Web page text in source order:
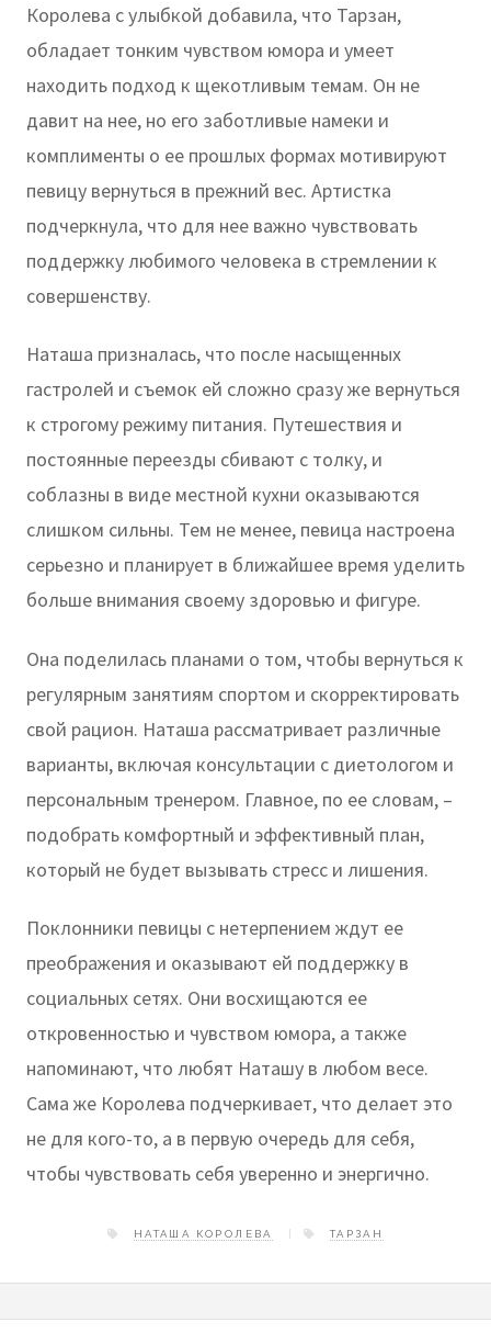
Королева с улыбкой добавила, что Тарзан,
обладает тонким чувством юмора и умеет
находить подход к щекотливым темам. Он не
давит на нее, но его заботливые намеки и
комплименты о ее прошлых формах мотивируют
певицу вернуться в прежний вес. Артистка
подчеркнула, что для нее важно чувствовать
поддержку любимого человека в стремлении к
совершенству.
Наташа призналась, что после насыщенных
гастролей и съемок ей сложно сразу же вернуться
к строгому режиму питания. Путешествия и
постоянные переезды сбивают с толку, и
соблазны в виде местной кухни оказываются
слишком сильны. Тем не менее, певица настроена
серьезно и планирует в ближайшее время уделить
больше внимания своему здоровью и фигуре.
Она поделилась планами о том, чтобы вернуться к
регулярным занятиям спортом и скорректировать
свой рацион. Наташа рассматривает различные
варианты, включая консультации с диетологом и
персональным тренером. Главное, по ее словам, –
подобрать комфортный и эффективный план,
который не будет вызывать стресс и лишения.
Поклонники певицы с нетерпением ждут ее
преображения и оказывают ей поддержку в
социальных сетях. Они восхищаются ее
откровенностью и чувством юмора, а также
напоминают, что любят Наташу в любом весе.
Сама же Королева подчеркивает, что делает это
не для кого-то, а в первую очередь для себя,
чтобы чувствовать себя уверенно и энергично.
НАТАША КОРОЛЕВА ТАРЗАН